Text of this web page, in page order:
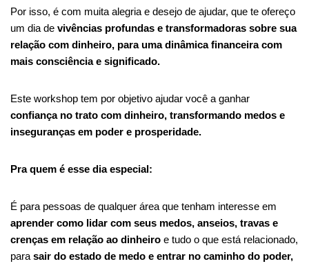
Por isso, é com muita alegria e desejo de ajudar, que te ofereço
um dia de vivências profundas e transformadoras sobre sua
relação com dinheiro, para uma dinâmica financeira com
mais consciência e significado.
Este workshop tem por objetivo ajudar você a ganhar
confiança no trato com dinheiro, transformando medos e
inseguranças em poder e prosperidade.
Pra quem é esse dia especial:
É para pessoas de qualquer área que tenham interesse em
aprender como lidar com seus medos, anseios, travas e
crenças em relação ao dinheiro e tudo o que está relacionado,
para sair do estado de medo e entrar no caminho do poder,